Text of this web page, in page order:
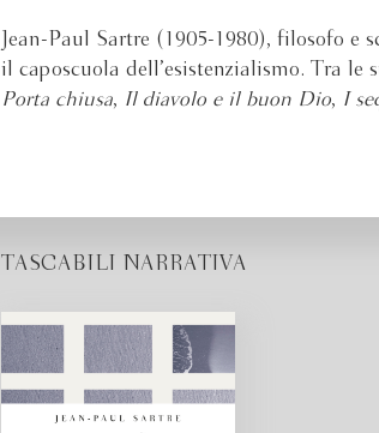
Jean-Paul Sartre (1905-1980), filosofo e
il caposcuola dell’esistenzialismo. Tra le
Porta chiusa, Il diavolo e il buon Dio, I
TASCABILI NARRATIVA